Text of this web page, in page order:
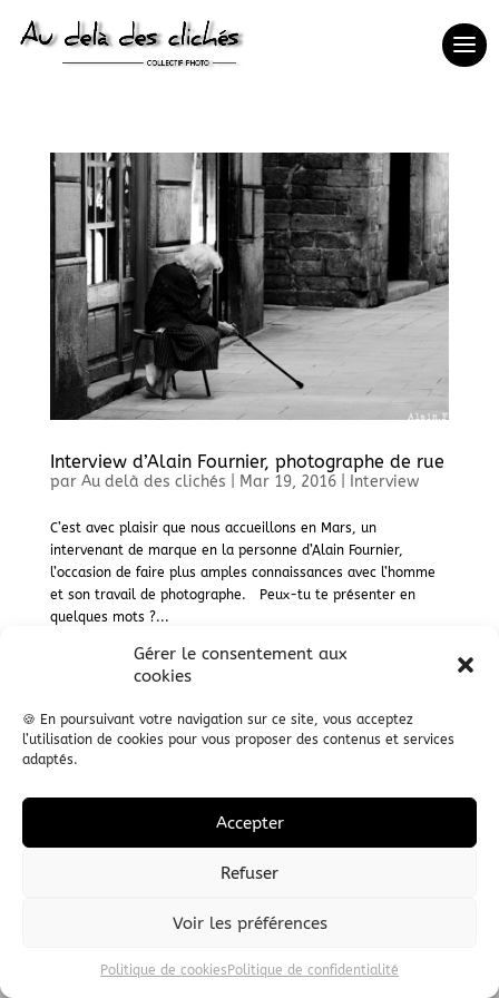
Gérer le consentement aux
cookies
🍪 En poursuivant votre navigation sur ce site, vous acceptez
l’utilisation de cookies pour vous proposer des contenus et services
adaptés.
Accepter
Refuser
Voir les préférences
Politique de cookies Politique de confidentialité
Interview d’Alain Fournier, photographe de rue
par Au delà des clichés Mar 19, 2016| Interview
C’est avec plaisir que nous accueillons en Mars, un
intervenant de marque en la personne d’Alain Fournier,
l’occasion de faire plus amples connaissances avec l’homme
et son travail de photographe. Peux-tu te présenter en
quelques mots ?...